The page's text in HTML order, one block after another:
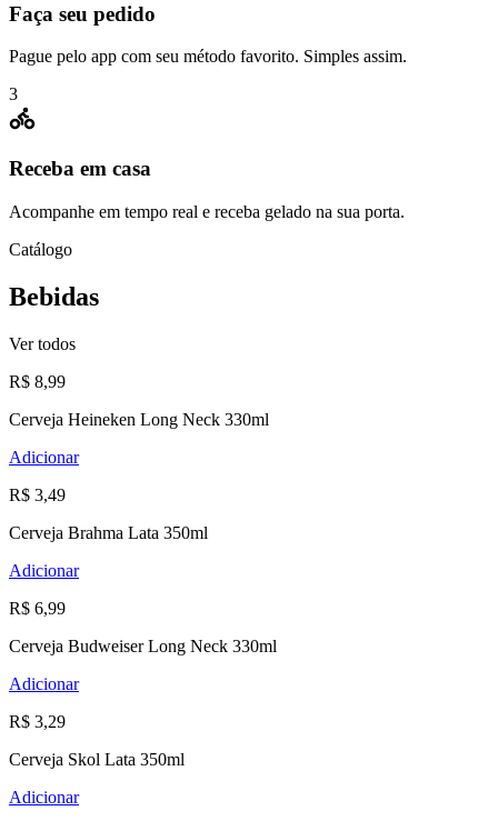
Faça seu pedido
Pague pelo app com seu método favorito. Simples assim.
3
Receba em casa
Acompanhe em tempo real e receba gelado na sua porta.
Catálogo
Bebidas
Ver todos
R$ 8,99
Cerveja Heineken Long Neck 330ml
Adicionar
R$ 3,49
Cerveja Brahma Lata 350ml
Adicionar
R$ 6,99
Cerveja Budweiser Long Neck 330ml
Adicionar
R$ 3,29
Cerveja Skol Lata 350ml
Adicionar